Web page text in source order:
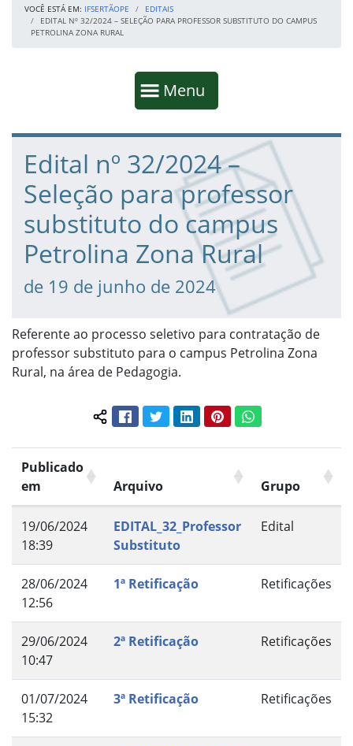
VOCÊ ESTÁ EM: IFSERTÃOPE
EDITAIS
EDITAL Nº 32/2024 – SELEÇÃO PARA PROFESSOR SUBSTITUTO DO CAMPUS
PETROLINA ZONA RURAL
Mostrar
Menu
Fim da navegação
Início do conteúdo
Edital nº 32/2024 –
Seleção para professor
substituto do campus
Petrolina Zona Rural
de 19 de junho de 2024
Referente ao processo seletivo para contratação de
professor substituto para o campus Petrolina Zona
Rural, na área de Pedagogia.
Compartilhar conteúdo:
FacebookTwitterLinkedInPinterestWhatsApp
Publicado
em
Arquivo Grupo
19/06/2024
18:39
EDITAL_32_Professor
Substituto
Edital
28/06/2024
12:56
1ª Retificação Retificações
29/06/2024
10:47
2ª Retificação Retificações
01/07/2024
15:32
3ª Retificação Retificações